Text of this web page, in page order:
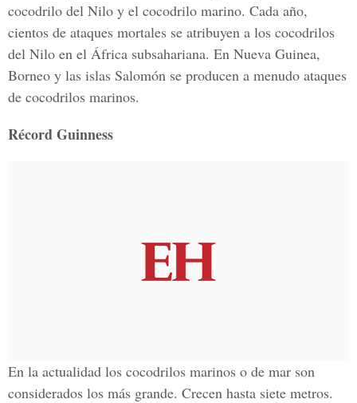
cocodrilo del Nilo y el cocodrilo marino. Cada año,
cientos de ataques mortales se atribuyen a los cocodrilos
del Nilo en el África subsahariana. En Nueva Guinea,
Borneo y las islas Salomón se producen a menudo ataques
de cocodrilos marinos.
Récord Guinness
En la actualidad los cocodrilos marinos o de mar son
considerados los más grande. Crecen hasta siete metros.